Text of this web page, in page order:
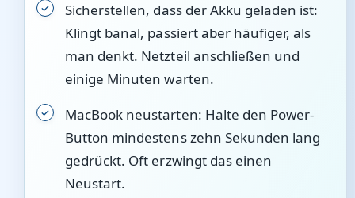
Sicherstellen, dass der Akku geladen ist:
Klingt banal, passiert aber häufiger, als
man denkt. Netzteil anschließen und
einige Minuten warten.
MacBook neustarten: Halte den Power-
Button mindestens zehn Sekunden lang
gedrückt. Oft erzwingt das einen
Neustart.